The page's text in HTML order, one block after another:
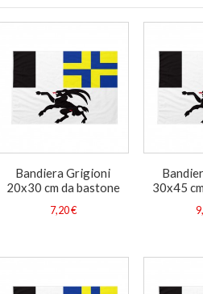
Bandiera Grigioni
20x30 cm da bastone
7,20 €
30x45